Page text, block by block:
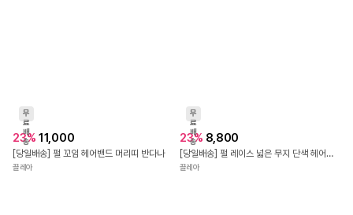
무
료
배
송
23% 11,000
[당일배송] 펄 꼬임 헤어밴드 머리띠 반다나
끌레아
무
료
배
송
23% 8,800
[당일배송] 펄 레이스 넓은 무지 단색 헤어밴드 반다나 머리띠
끌레아